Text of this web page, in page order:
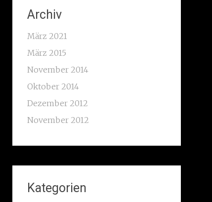
Archiv
März 2021
März 2015
November 2014
Oktober 2014
Dezember 2012
November 2012
Kategorien